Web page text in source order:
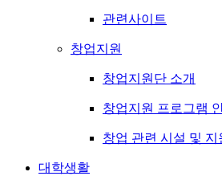
관련사이트
창업지원
창업지원단 소개
창업지원 프로그램
창업 관련 시설 및 지
대학생활